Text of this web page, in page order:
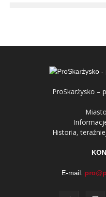
ProSkarżysko –
Historia,
E-mail: